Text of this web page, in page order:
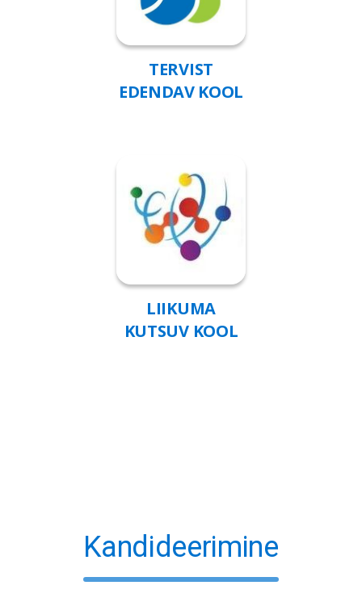
TERVIST
EDENDAV KOOL
LIIKUMA
KUTSUV KOOL
Kandideerimine